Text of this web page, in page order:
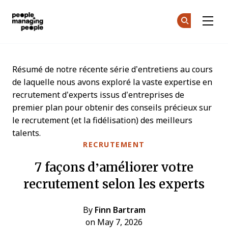
RECRUTEMENT
7 façons d’améliorer votre
recrutement selon les experts
By Finn Bartram
on May 7, 2026
Résumé de notre récente série d’entretiens au cours
de laquelle nous avons exploré la vaste expertise en
recrutement d’experts issus d’entreprises de
premier plan pour obtenir des conseils précieux sur
le recrutement (et la fidélisation) des meilleurs
talents.